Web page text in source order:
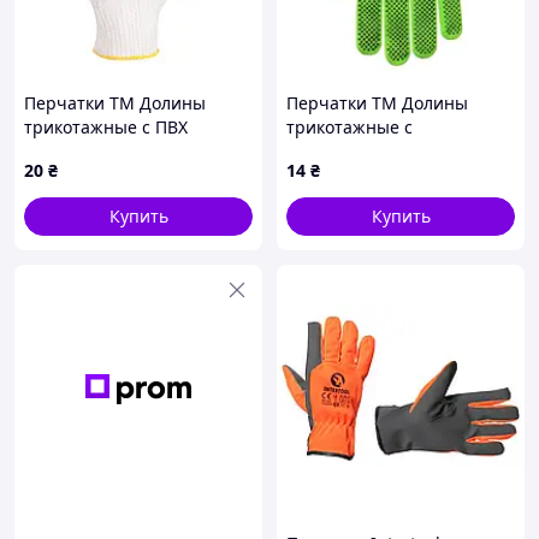
Перчатки ТМ Долины
трикотажные с ПВХ
Универсал белые 10 класс
р10
20 ₴
Купить
Перчатки ТМ Долины
трикотажные с
13 класс р10
14 ₴
Купить